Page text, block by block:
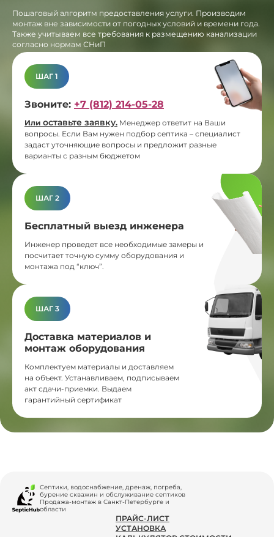
Пошаговый алгоритм предоставления услуги. Производим
монтаж вне зависимости от погодных условий и времени года.
Также учитываем все требования к размещению канализации
согласно нормам СНиП
ШАГ 1
Звоните: +7 (812) 214-05-28
Или оставьте заявку. Менеджер ответит на Ваши
вопросы. Если Вам нужен подбор септика – специалист
задаст уточняющие вопросы и предложит разные
варианты с разным бюджетом
ШАГ 2
Бесплатный выезд инженера
Инженер проведет все необходимые замеры и
посчитает точную сумму оборудования и
монтажа под “ключ”.
ШАГ 3
Доставка материалов и
монтаж оборудования
Комплектуем материалы и доставляем
на объект. Устанавливаем, подписываем
акт сдачи-приемки. Выдаем
гарантийный сертификат
Септики, водоснабжение, дренаж, погреба,
бурение скважин и обслуживание септиков
Продажа-монтаж в Санкт-Петербурге и
области
ПРАЙС-ЛИСТ
УСТАНОВКА